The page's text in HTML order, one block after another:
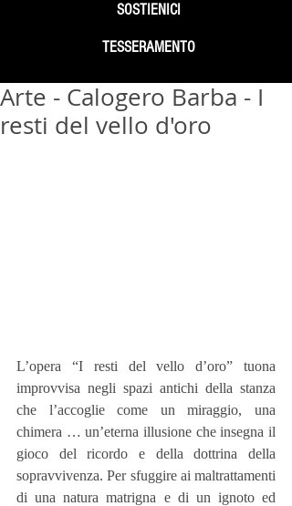
SOSTIENICI
TESSERAMENTO
Arte - Calogero Barba - I
resti del vello d'oro
L’opera “I resti del vello d’oro” tuona
improvvisa negli spazi antichi della stanza
che l’accoglie come un miraggio, una
chimera … un’eterna illusione che insegna il
gioco del ricordo e della dottrina della
sopravvivenza. Per sfuggire ai maltrattamenti
di una natura matrigna e di un ignoto ed